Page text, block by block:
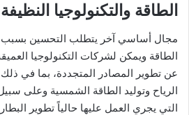
الطاقة والتكنولوجيا النظيفة
مجال أساسي آخر يتطلب التحسين بسبب
الطاقة ويمكن لشركات التكنولوجيا
عن تطوير المصادر المتجددة، بما في ذلك
الرياح وتوليد الطاقة الشمسية وعلى
التي يجري العمل عليها حالياً تطوير